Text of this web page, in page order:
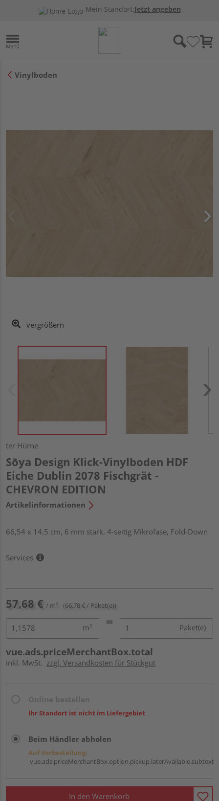
Mein Standort:Jetzt angeben
Vinylboden
vergrößern
ter Hürne
Sōya Design Klick-Vinylboden HDF
Eiche Dublin 2078 Fischgrät -
CHEVRON EDITION
Artikelinformationen
66,54 x 14,5 cm, 6 mm stark, 4-seitig Mikrofase, Fold-Down
Services
57,68 € / m² (66,78 € / Paket(e))
m² Paket(e)
vue.ads.priceMerchantBox.total
inkl. MwSt. zzgl. Versandkosten für Stückgut
Ihr Standort ist nicht im Liefergebiet
Beim Händler abholen
Auf Vorbestellung:
vue.ads.priceMerchantBox.option.pickup.laterAvailable.subtext
In den Warenkorb